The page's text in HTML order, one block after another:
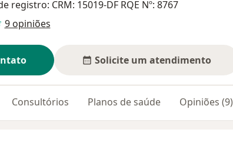
registro: CRM: 15019-DF RQE Nº: 8767
9 opiniões
Solicite um atendimento
Consultórios Planos de saúde Opiniões (9)